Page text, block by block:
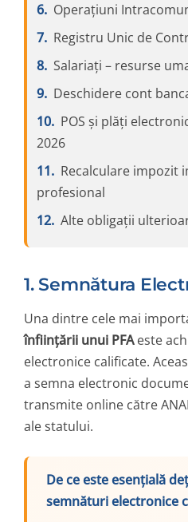
Operațiuni
Registru Unic de
Salariați – resurse
Deschidere cont
POS și plăți
2026
Recalculare impozit
profesional
Alte obligații
1. Semnătura
Una dintre cele mai
înființării unui PFAeste
electronice calificate.
a semna electronic
transmite online către
ale statului.
De ce este esențială
semnături electronice